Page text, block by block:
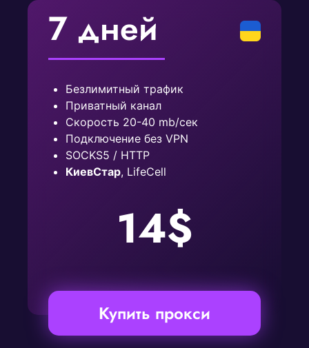
7 дней
Безлимитный трафик
Приватный канал
Скорость 20-40 mb/сек
Подключение без VPN
SOCKS5 / HTTP
КиевСтар, LifeCell
14$
Купить прокси